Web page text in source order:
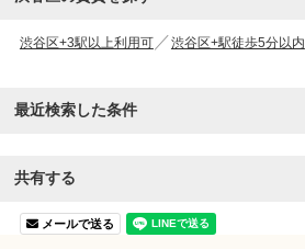
渋谷区+3駅以上利用可 渋谷区+駅徒歩5分以内
最近検索した条件
共有する
メールで送る